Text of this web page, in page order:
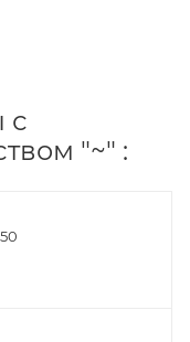
с
"~" :